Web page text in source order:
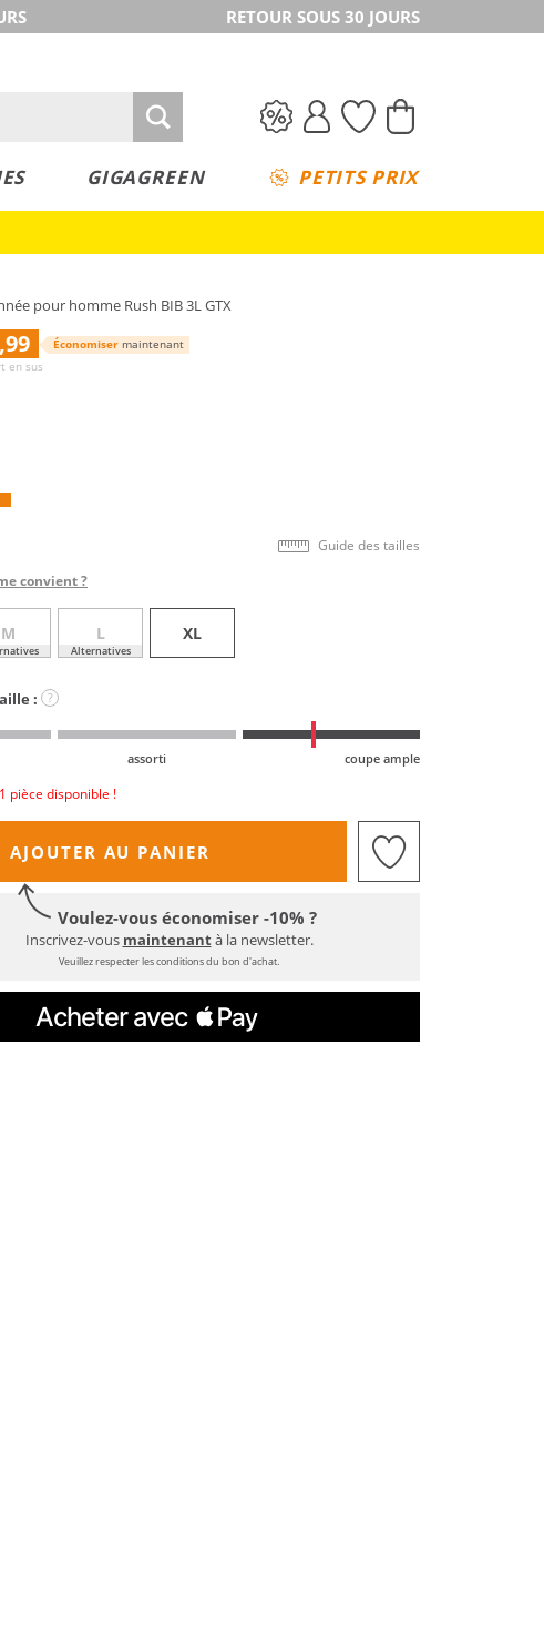
RETOUR SOUS 30 JOURS
GIGAGREEN PETITS PRIX
pour homme Rush BIB 3L GTX
Économiser maintenant
en sus
Guide des tailles
convient ?
M L
Alternatives
XL
: ?
assorti coupe ample
pièce disponible !
AJOUTER AU PANIER
Voulez-vous économiser -10% ?
Inscrivez-vous maintenantà la newsletter.
Veuillez respecter les conditions du bon d'achat.